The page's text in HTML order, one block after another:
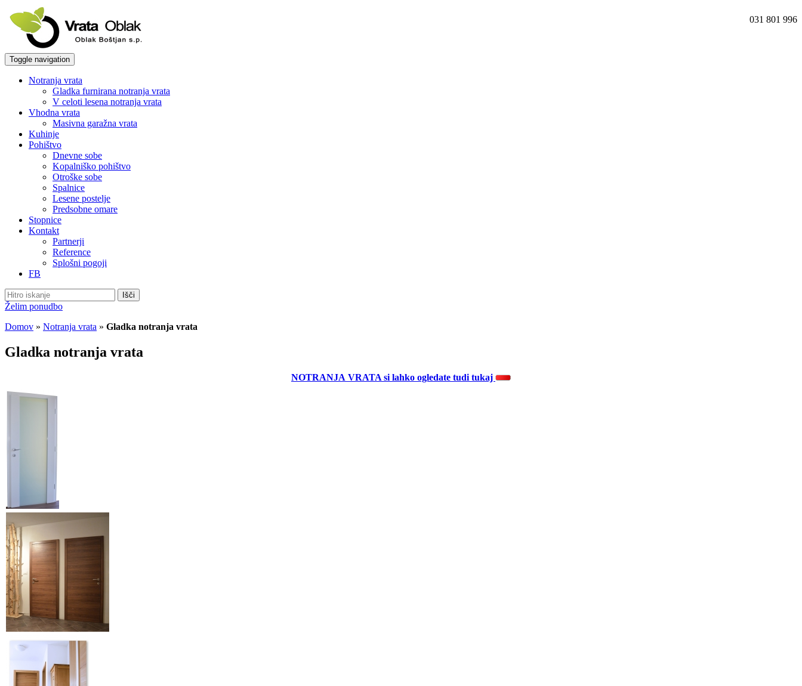
031 801 996
Toggle navigation
Notranja vrata
Gladka furnirana notranja vrata
V celoti lesena notranja vrata
Vhodna vrata
Masivna garažna vrata
Kuhinje
Pohištvo
Dnevne sobe
Kopalniško pohištvo
Otroške sobe
Spalnice
Lesene postelje
Predsobne omare
Stopnice
Kontakt
Partnerji
Reference
Splošni pogoji
FB
Išči
Želim ponudbo
Domov » Notranja vrata » Gladka notranja vrata
Gladka notranja vrata
NOTRANJA VRATA si lahko ogledate tudi tukaj